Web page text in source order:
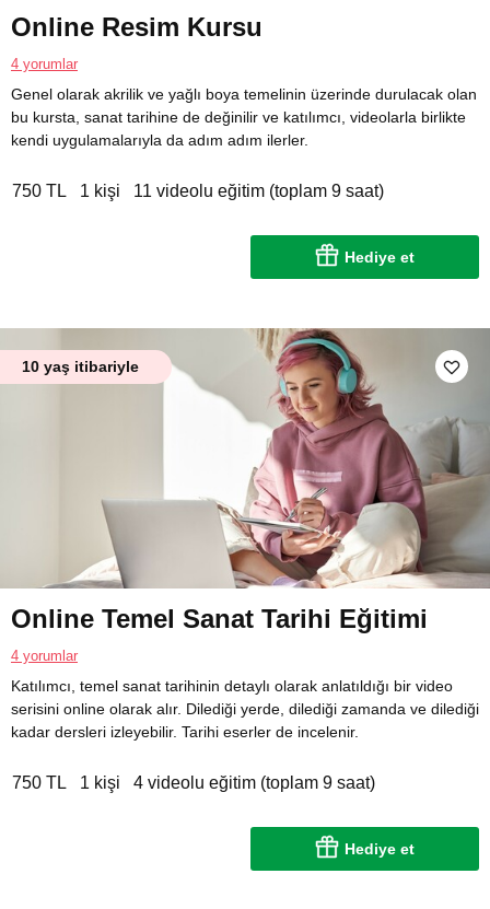
Online Resim Kursu
4 yorumlar
Genel olarak akrilik ve yağlı boya temelinin üzerinde durulacak olan
bu kursta, sanat tarihine de değinilir ve katılımcı, videolarla birlikte
kendi uygulamalarıyla da adım adım ilerler.
750 TL 1 kişi 11 videolu eğitim (toplam 9 saat)
Hediye et
10 yaş itibariyle
Online Temel Sanat Tarihi Eğitimi
4 yorumlar
Katılımcı, temel sanat tarihinin detaylı olarak anlatıldığı bir video
serisini online olarak alır. Dilediği yerde, dilediği zamanda ve dilediği
kadar dersleri izleyebilir. Tarihi eserler de incelenir.
750 TL 1 kişi 4 videolu eğitim (toplam 9 saat)
Hediye et